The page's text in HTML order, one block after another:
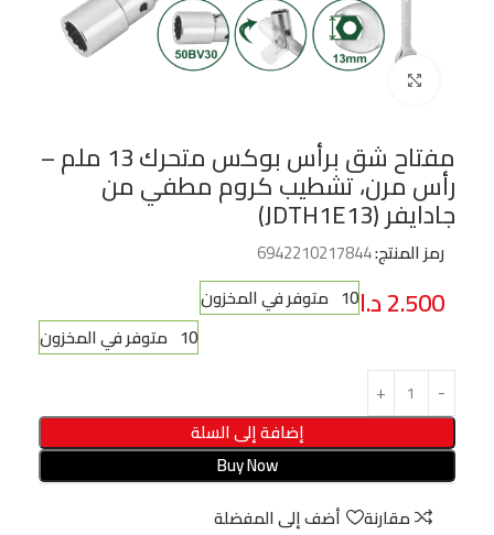
Click to enlarge
مفتاح شق برأس بوكس متحرك 13 ملم –
رأس مرن، تشطيب كروم مطفي من
جادايفر (JDTH1E13)
رمز المنتج:6942210217844
2.500د.ا10 متوفر في المخزون
10 متوفر في المخزون
إضافة إلى السلة
Buy Now
مقارنة
أضف إلى المفضلة